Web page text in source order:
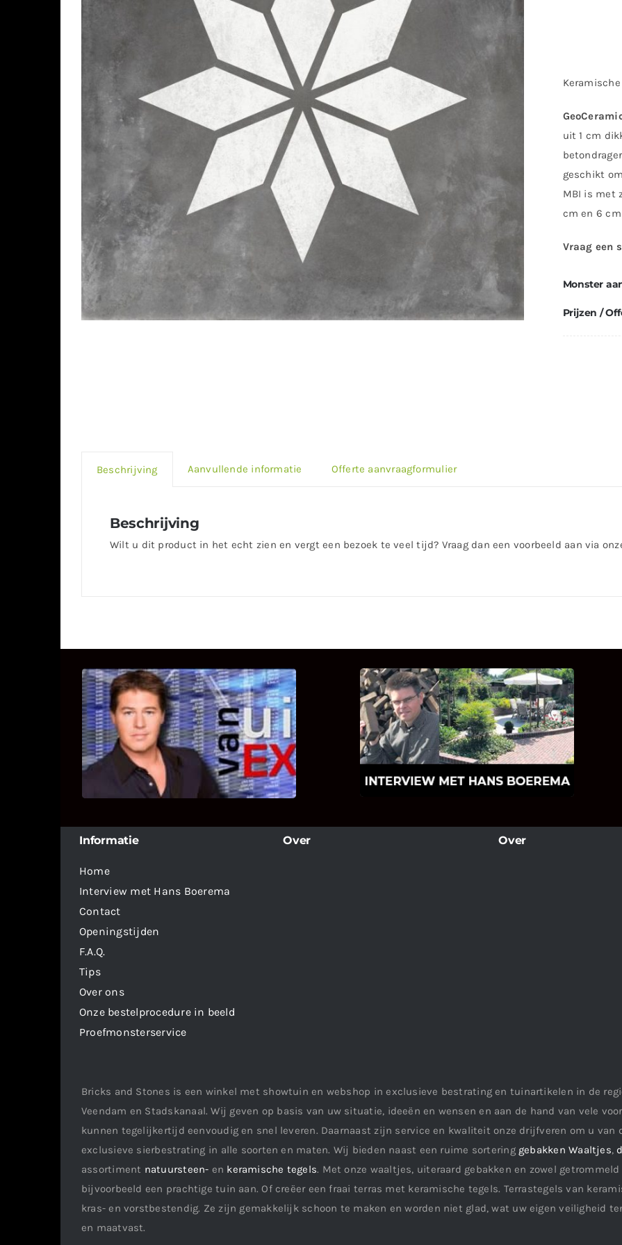
uit 1 cm
geschikt
MBI is met
cm en 6
Vraag een
Monster
Prijzen /
Beschrijving Aanvullende informatie Offerte aanvraagformulier
Beschrijving
Wilt u dit product in het echt zien en vergt een bezoek te veel tijd? Vraag dan een voorbeeld aan via
UITSTEL VAN EXECUTIE
Bekijk hier de fragmenten van de
deelname van Bricks and Stones aan
dit programma.
INTERVIEW MET HANS
BOEREMA
Hoe Bricks and Stones ontstaan is en
wat Hans Boerema motiveert in de
Informatie
Home
Interview met Hans Boerema
Contact
Openingstijden
F.A.Q.
Tips
Over ons
Onze bestelprocedure in beeld
Proefmonsterservice
Over Over
Bricks and Stones is een winkel met showtuin en webshop in exclusieve bestrating en tuinartikelen in de
Veendam en Stadskanaal. Wij geven op basis van uw situatie, ideeën en wensen en aan de hand van vele
kunnen tegelijkertijd eenvoudig en snel leveren. Daarnaast zijn service en kwaliteit onze drijfveren om u
exclusieve sierbestrating in alle soorten en maten. Wij bieden naast een ruime sortering gebakken Waaltjes,
assortiment natuursteen- en keramische tegels. Met onze waaltjes, uiteraard gebakken en zowel
bijvoorbeeld een prachtige tuin aan. Of creëer een fraai terras met keramische tegels. Terrastegels van
kras- en vorstbestendig. Ze zijn gemakkelijk schoon te maken en worden niet glad, wat uw eigen veiligheid
en maatvast.